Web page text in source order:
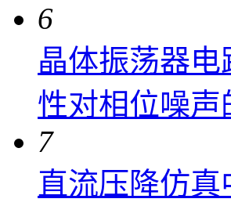
6
晶体振荡器
性对相位噪声
7
直流压降仿